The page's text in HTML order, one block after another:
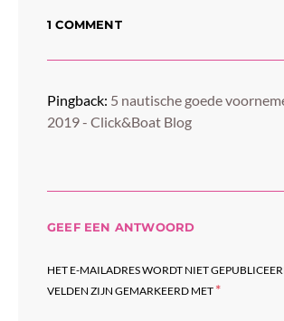
1 COMMENT
Pingback: 5 nautische goede
2019 - Click&Boat Blog
GEEF EEN ANTWOORD
HET E-MAILADRES WORDT NIET
VELDEN ZIJN GEMARKEERD MET *